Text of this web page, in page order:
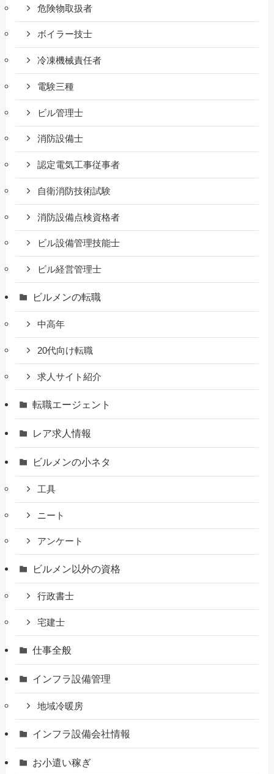
危険物取扱者
ボイラー技士
冷凍機械責任者
電験三種
ビル管理士
消防設備士
認定電気工事従事者
自衛消防技術試験
消防設備点検資格者
ビル設備管理技能士
ビル経営管理士
ビルメンの転職
中高年
20代向け転職
求人サイト紹介
転職エージェント
レア求人情報
ビルメンの小ネタ
工具
ニート
アンケート
ビルメン以外の資格
行政書士
宅建士
仕事全般
インフラ設備管理
地域冷暖房
インフラ設備会社情報
お小遣い稼ぎ